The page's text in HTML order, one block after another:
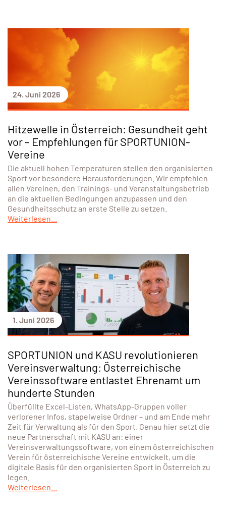
24. Juni 2026
Hitzewelle in Österreich: Gesundheit geht
vor – Empfehlungen für SPORTUNION-
Vereine
Die aktuell hohen Temperaturen stellen den organisierten
Sport vor besondere Herausforderungen. Wir empfehlen
allen Vereinen, den Trainings- und Veranstaltungsbetrieb
an die aktuellen Bedingungen anzupassen und den
Gesundheitsschutz an erste Stelle zu setzen.
Weiterlesen...
1. Juni 2026
SPORTUNION und KASU revolutionieren
Vereinsverwaltung: Österreichische
Vereinssoftware entlastet Ehrenamt um
hunderte Stunden
Überfüllte Excel-Listen, WhatsApp-Gruppen voller
verlorener Infos, stapelweise Ordner – und am Ende mehr
Zeit für Verwaltung als für den Sport. Genau hier setzt die
neue Partnerschaft mit KASU an: einer
Vereinsverwaltungssoftware, von einem österreichischen
Verein für österreichische Vereine entwickelt, um die
digitale Basis für den organisierten Sport in Österreich zu
legen.
Weiterlesen...